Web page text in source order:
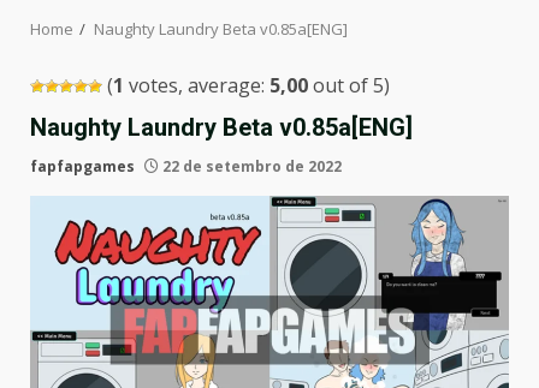
Home Naughty Laundry Beta v0.85a[ENG]
(1 votes, average: 5,00out of 5)
Naughty Laundry Beta v0.85a[ENG]
fapfapgames 22 de setembro de 2022